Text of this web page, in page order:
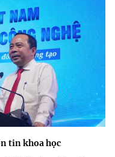
tin khoa học